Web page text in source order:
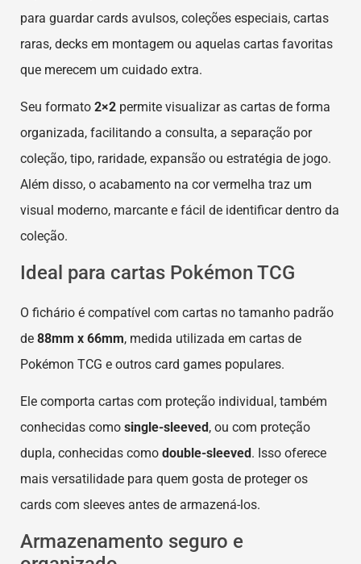
para guardar cards avulsos, coleções especiais, cartas
raras, decks em montagem ou aquelas cartas favoritas
que merecem um cuidado extra.
Seu formato 2×2 permite visualizar as cartas de forma
organizada, facilitando a consulta, a separação por
coleção, tipo, raridade, expansão ou estratégia de jogo.
Além disso, o acabamento na cor vermelha traz um
visual moderno, marcante e fácil de identificar dentro da
coleção.
Ideal para cartas Pokémon TCG
O fichário é compatível com cartas no tamanho padrão
de 88mm x 66mm, medida utilizada em cartas de
Pokémon TCG e outros card games populares.
Ele comporta cartas com proteção individual, também
conhecidas como single-sleeved, ou com proteção
dupla, conhecidas como double-sleeved. Isso oferece
mais versatilidade para quem gosta de proteger os
cards com sleeves antes de armazená-los.
Armazenamento seguro e